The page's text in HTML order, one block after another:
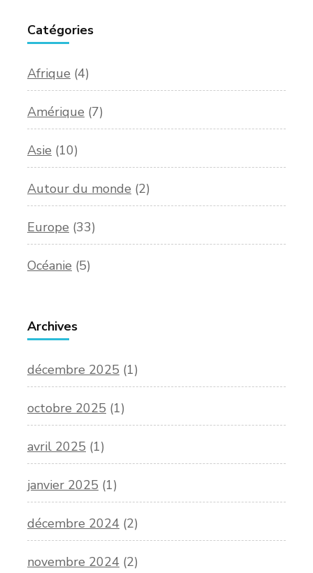
Catégories
Afrique (4)
Amérique (7)
Asie (10)
Autour du monde (2)
Europe (33)
Océanie (5)
Archives
décembre 2025 (1)
octobre 2025 (1)
avril 2025 (1)
janvier 2025 (1)
décembre 2024 (2)
novembre 2024 (2)